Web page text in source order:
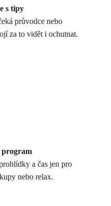
s tipy
průvodce nebo
za to vidět i ochutnat.
program
a čas jen pro
nebo relax.